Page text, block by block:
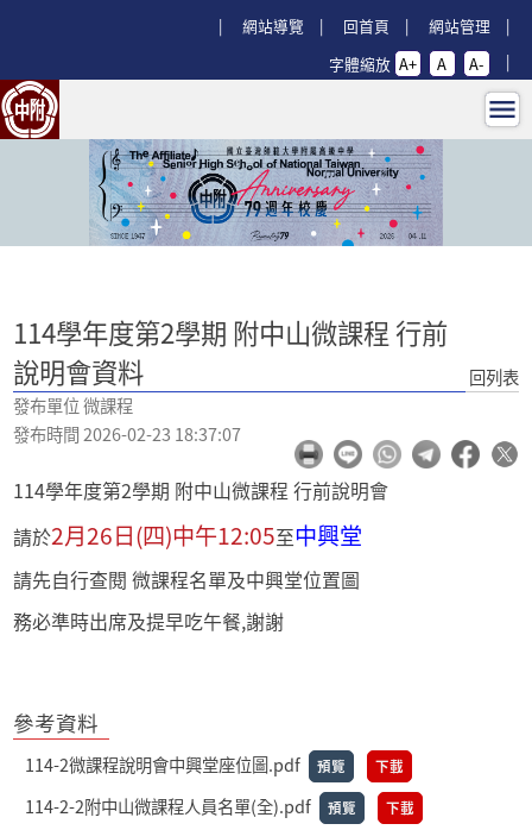
網站導覽
回首頁
網站管理
字體縮放 A+ A A-
114學年度第2學期 附中山微課程 行
:::
114學年度第2學期 附中山微課程 行前
說明會資料
發布單位 微課程
發布時間 2026-02-23 18:37:07
回列表
114學年度第2學期 附中山微課程 行前說明會
請於2月26日(四)中午12:05至中興堂
請先自行查閱 微課程名單及中興堂位置圖
務必準時出席及提早吃午餐,謝謝
參考資料
114-2微課程說明會中興堂座位圖.pdf 預覽 下載
114-2-2附中山微課程人員名單(全).pdf 預覽 下載